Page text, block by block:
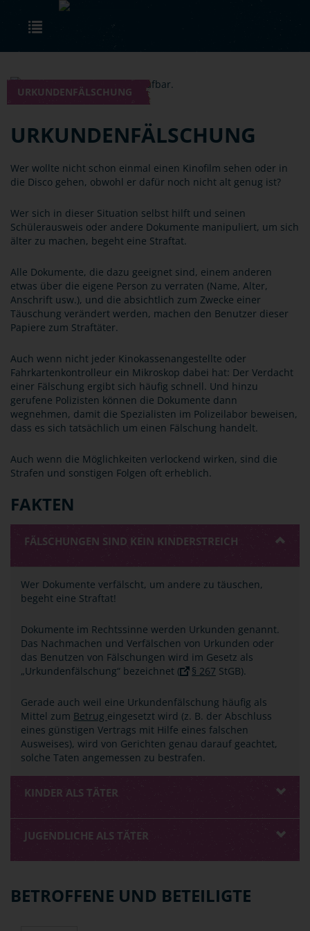
Skip to main content
URKUNDENFÄLSCHUNG
URKUNDENFÄLSCHUNG
Wer wollte nicht schon einmal einen Kinofilm sehen oder in
die Disco gehen, obwohl er dafür noch nicht alt genug ist?
Wer sich in dieser Situation selbst hilft und seinen
Schülerausweis oder andere Dokumente manipuliert, um sich
älter zu machen, begeht eine Straftat.
Alle Dokumente, die dazu geeignet sind, einem anderen
etwas über die eigene Person zu verraten (Name, Alter,
Anschrift usw.), und die absichtlich zum Zwecke einer
Täuschung verändert werden, machen den Benutzer dieser
Papiere zum Straftäter.
Auch wenn nicht jeder Kinokassenangestellte oder
Fahrkartenkontrolleur ein Mikroskop dabei hat: Der Verdacht
einer Fälschung ergibt sich häufig schnell. Und hinzu
gerufene Polizisten können die Dokumente dann
wegnehmen, damit die Spezialisten im Polizeilabor beweisen,
dass es sich tatsächlich um einen Fälschung handelt.
Auch wenn die Möglichkeiten verlockend wirken, sind die
Strafen und sonstigen Folgen oft erheblich.
FAKTEN
FÄLSCHUNGEN SIND KEIN KINDERSTREICH
Wer Dokumente verfälscht, um andere zu täuschen,
begeht eine Straftat!
Dokumente im Rechtssinne werden Urkunden genannt.
Das Nachmachen und Verfälschen von Urkunden oder
das Benutzen von Fälschungen wird im Gesetz als
„Urkundenfälschung“ bezeichnet (
§ 267 StGB).
Gerade auch weil eine Urkundenfälschung häufig als
Mittel zum Betrug eingesetzt wird (z. B. der Abschluss
eines günstigen Vertrags mit Hilfe eines falschen
Ausweises), wird von Gerichten genau darauf geachtet,
solche Taten angemessen zu bestrafen.
KINDER ALS TÄTER
JUGENDLICHE ALS TÄTER
BETROFFENE UND BETEILIGTE